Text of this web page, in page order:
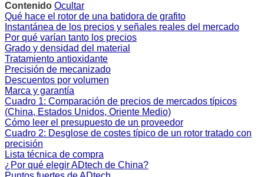
Contenido Ocultar
Qué hace el rotor de una batidora de grafito
Instantánea de los precios y señales reales del mercado
Por qué varían tanto los precios
Grado y densidad del material
Tratamiento antioxidante
Precisión de mecanizado
Descuentos por volumen
Marca y garantía
Cuadro 1: Comparación de precios de mercados típicos
(China, Estados Unidos, Oriente Medio)
Cómo leer el presupuesto de un proveedor
Cuadro 2: Desglose de costes típico de un rotor tratado con
precisión
Lista técnica de compra
¿Por qué elegir ADtech de China?